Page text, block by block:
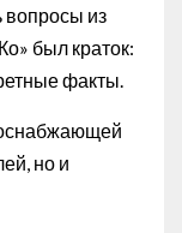
вопросы из
был краток:
факты.
но и